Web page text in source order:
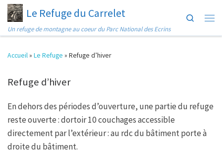
Passer au contenu
Le Refuge du Carrelet
Un refuge de montagne au coeur du Parc National des Ecrins
Search
Accueil » Le Refuge » Refuge d’hiver
Refuge d’hiver
En dehors des périodes d’ouverture, une partie du refuge
reste ouverte : dortoir 10 couchages accessible
directement par l’extérieur : au rdc du bâtiment porte à
droite du bâtiment.